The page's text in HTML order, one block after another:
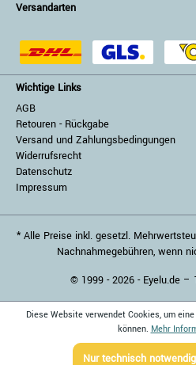
Versandarten
Wichtige Links
AGB
Retouren - Rückgabe
Versand und Zahlungsbedingungen
Widerrufsrecht
Datenschutz
Impressum
* Alle Preise inkl. gesetzl.
Nachnahmegebühren, wenn
© 1999 - 2026 - Eyelu.de –
Diese Website verwendet Cookies, um
können. Mehr
Nur technisch